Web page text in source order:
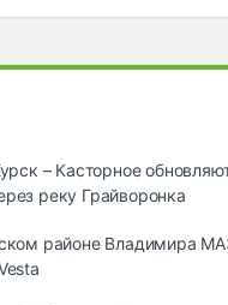
– Касторное
реку Грайворонка
районе Владимира